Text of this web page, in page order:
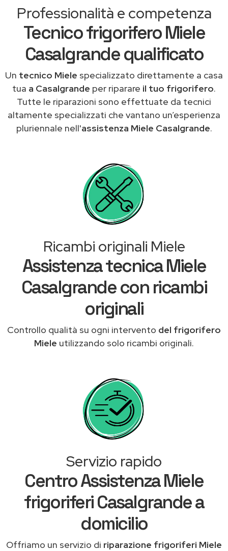
Professionalità e competenza
Tecnico frigorifero Miele
Casalgrande qualificato
Un tecnico Miele specializzato direttamente a casa
tua a Casalgrande per riparare il tuo frigorifero.
Tutte le riparazioni sono effettuate da tecnici
altamente specializzati che vantano un’esperienza
pluriennale nell'assistenza Miele Casalgrande.
Ricambi originali Miele
Assistenza tecnica Miele
Casalgrande con ricambi
originali
Controllo qualità su ogni intervento del frigorifero
Miele utilizzando solo ricambi originali.
Servizio rapido
Centro Assistenza Miele
frigoriferi Casalgrande a
domicilio
Offriamo un servizio di riparazione frigoriferi Miele